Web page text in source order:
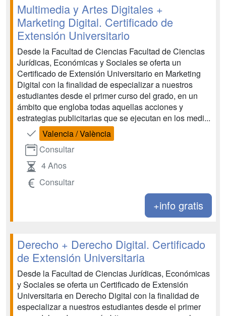
Multimedia y Artes Digitales +
Marketing Digital. Certificado de
Extensión Universitario
Desde la Facultad de Ciencias Facultad de Ciencias
Jurídicas, Económicas y Sociales se oferta un
Certificado de Extensión Universitario en Marketing
Digital con la finalidad de especializar a nuestros
estudiantes desde el primer curso del grado, en un
ámbito que engloba todas aquellas acciones y
estrategias publicitarias que se ejecutan en los medi...
Valencia / València
Consultar
4 Años
Consultar
+info gratis
Derecho + Derecho Digital. Certificado
de Extensión Universitaria
Desde la Facultad de Ciencias Jurídicas, Económicas
y Sociales se oferta un Certificado de Extensión
Universitaria en Derecho Digital con la finalidad de
especializar a nuestros estudiantes desde el primer